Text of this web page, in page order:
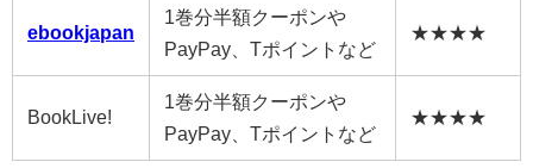
ebookjapan
1巻分半額クーポンや
PayPay、Tポイントなど
★★★★
BookLive!
1巻分半額クーポンや
PayPay、Tポイントなど
★★★★